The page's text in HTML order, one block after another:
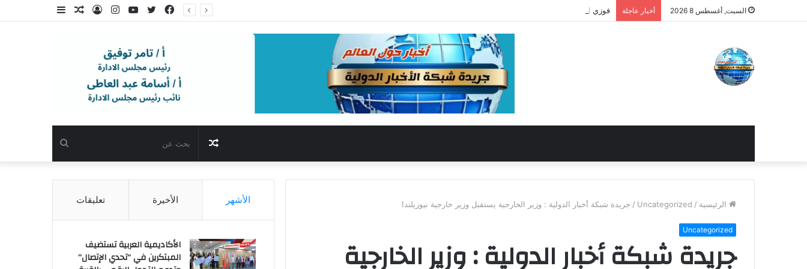
السبت, أغسطس 8 2026 أخبار عاجلة فوزي الجوجري يلتقي صيادي الشيخ ضرغام لبحث أزمات الصيد والمزارع السمكية بدمياط.
إضافةمقالتسجيل
انستقراميوتيوبتويتر
فيسبوك
بحث
عن
مقال
عشوائي
الرئيسية /
Uncategorized
/ جريدة شبكة أخبار الدولية : وزير الخارجية يستقبل وزير خارجية نيوزيلندا
Uncategorized
جريدة شبكة أخبار الدولية : وزير الخارجية
الأشهر الأخيرة تعليقات
الأكاديمية العربية تستضيف
المبتكرين في “تحدي الإتصال”